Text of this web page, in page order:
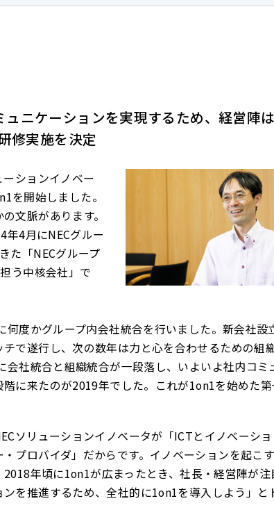
ュニケーションを実現するため、経営陣
修実施を決定
ションイノベー
を開始しました。
文脈があります。
年4月にNECグルー
た「NECグループ
う中核会社」で
何度かグループ内会社統合を行いました。新会社設
で遂行し、次の数年は力と心を合わせるための組
会社統合と組織統合が一段落し、いよいよ社内コミ
階に来たのが2019年でした。これが1on1を始めた
ソリューションイノベータが「ICTとイノベーシ
プロバイダ」だからです。イノベーションを起こ
年頃に1on1が広まったとき、社長・経営陣が注
ンを推進するため、全社的に1on1を導入しよう」と